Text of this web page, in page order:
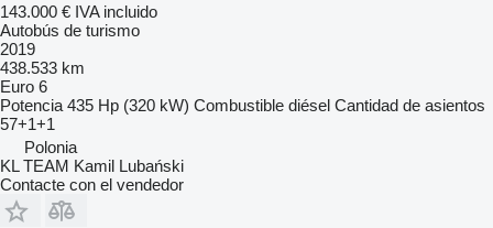
143.000 € IVA incluido
Autobús de turismo
2019
438.533 km
Euro 6
Potencia 435 Hp (320 kW) Combustible diésel Cantidad de asientos
57+1+1
Polonia
KL TEAM Kamil Lubański
Contacte con el vendedor